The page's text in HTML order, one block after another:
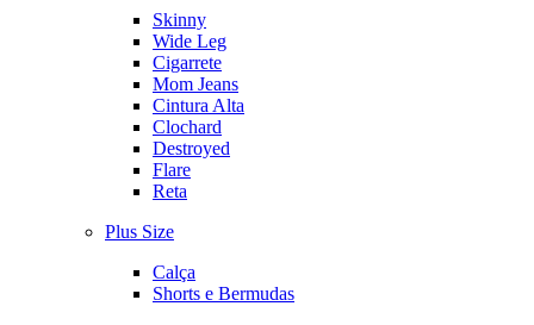
Skinny
Wide Leg
Cigarrete
Mom Jeans
Cintura Alta
Clochard
Destroyed
Flare
Reta
Plus Size
Calça
Shorts e Bermudas